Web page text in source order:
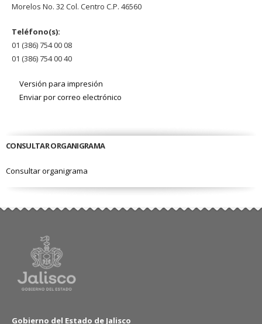
Morelos No. 32 Col. Centro C.P. 46560
Teléfono(s):
01 (386) 754 00 08
01 (386) 754 00 40
Versión para impresión
Enviar por correo electrónico
CONSULTAR ORGANIGRAMA
Consultar organigrama
Gobierno del Estado de Jalisco